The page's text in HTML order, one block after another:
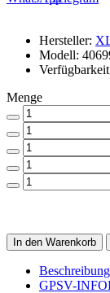
Hersteller:
Modell:
Menge
In den Warenkorb
Beschreibung
GPSV-